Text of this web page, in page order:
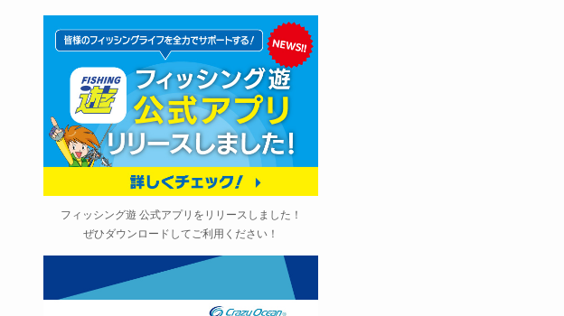
フィッシング遊 公式アプリをリリースしました！
ぜひダウンロードしてご利用ください！